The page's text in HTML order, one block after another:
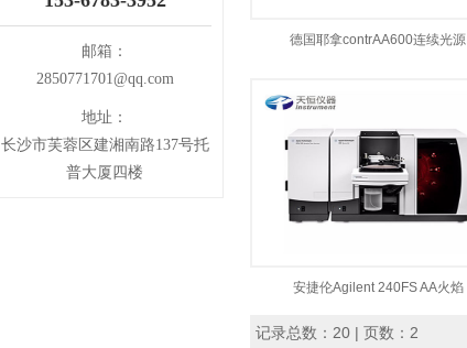
邮箱：
2850771701@qq.com
地址：
长沙市芙蓉区建湘南路137号托
普大厦四楼
德国耶拿contrAA600连续光源
安捷伦Agilent 240FS AA火焰
记录总数：20 | 页数：2